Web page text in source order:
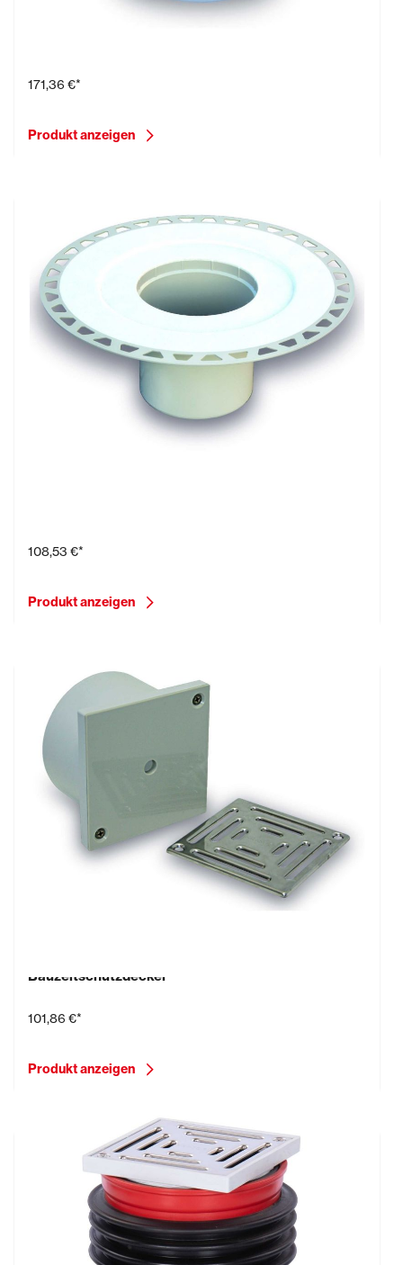
171,36 €*
Produkt anzeigen
108,53 €*
Produkt anzeigen
Bauzeitschutzdeckel
101,86 €*
Produkt anzeigen